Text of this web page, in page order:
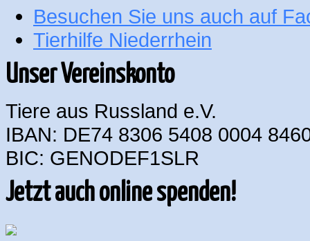
Besuchen Sie uns auch auf
Tierhilfe Niederrhein
Unser Vereinskonto
Tiere aus Russland e.V.
IBAN: DE74 8306 5408 0004
BIC: GENODEF1SLR
Jetzt auch online spenden!